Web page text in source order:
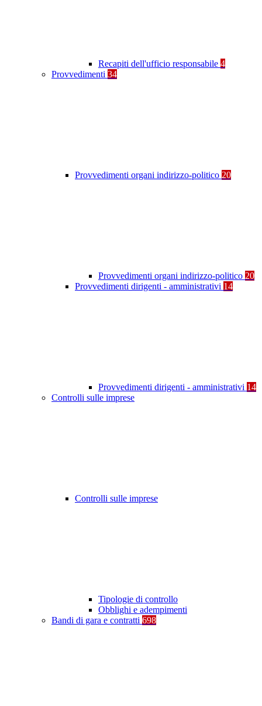
Recapiti dell'ufficio responsabile 4
Provvedimenti 34
Provvedimenti organi indirizzo-politico 20
Provvedimenti organi indirizzo-politico 20
Provvedimenti dirigenti - amministrativi 14
Provvedimenti dirigenti - amministrativi 14
Controlli sulle imprese
Controlli sulle imprese
Tipologie di controllo
Obblighi e adempimenti
Bandi di gara e contratti 698